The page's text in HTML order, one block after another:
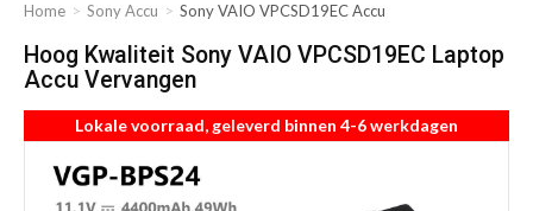
Home Sony Accu Sony VAIO VPCSD19EC Accu
Hoog Kwaliteit Sony VAIO VPCSD19EC Laptop
Accu Vervangen
Lokale voorraad, geleverd binnen 4-6 werkdagen